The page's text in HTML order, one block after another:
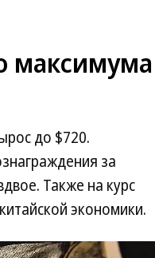
максимума
до $720.
за
Также на курс
экономики.